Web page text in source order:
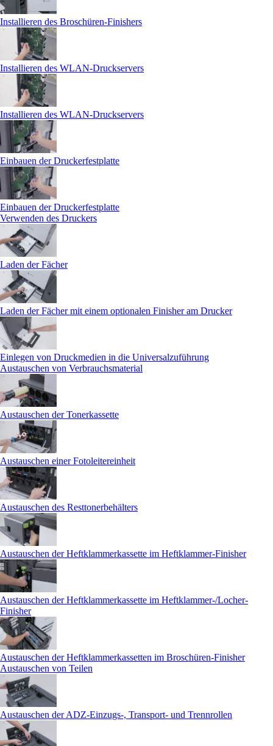
Installieren des Broschüren-Finishers
Installieren des WLAN-Druckservers
Installieren des WLAN-Druckservers
Einbauen der Druckerfestplatte
Einbauen der Druckerfestplatte
Verwenden des Druckers
Laden der Fächer
Laden der Fächer mit einem optionalen Finisher am Drucker
Einlegen von Druckmedien in die Universalzuführung
Austauschen von Verbrauchsmaterial
Austauschen der Tonerkassette
Austauschen einer Fotoleitereinheit
Austauschen des Resttonerbehälters
Austauschen der Heftklammerkassette im Heftklammer-Finisher
Austauschen der Heftklammerkassette im Heftklammer-/Locher-
Finisher
Austauschen der Heftklammerkassetten im Broschüren-Finisher
Austauschen von Teilen
Austauschen der ADZ-Einzugs-, Transport- und Trennrollen